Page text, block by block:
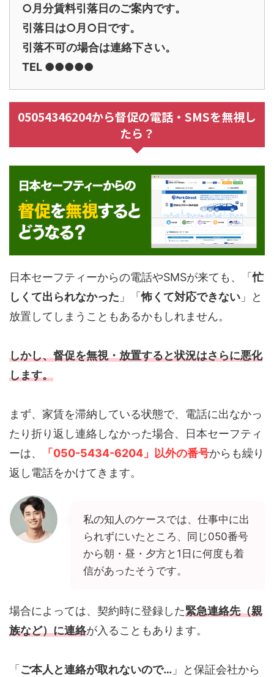
○月分賃料引落日のご案内です。
引落日は○月○日です。
引落不可の場合は連絡下さい。
TEL ●●●●●
05054346204から督促の電話・SMSを無視し
たら？
日本セーフティーからの電話やSMSが来ても、「忙
しくて出られなかった 」「怖くて対応できない 」と
放置してしまうこともあるかもしれません。
しかし、督促を無視・放置すると状況はさらに悪化
します。
まず、家賃を滞納している状態で、電話に出なかっ
たり折り返し連絡しなかった場合、日本セーフティ
ーは、
「050-5434-6204」以外の番号からも繰り
返し電話をかけてきます。
私の知人のケースでは、仕事中に出
られずにいたところ、同じ050番号
から朝・昼・夕方と1日に何度も着
信があったそうです。
場合によっては、契約時に登録した緊急連絡先（親
族など）に連絡が入ることもあります。
「 ご本人と連絡が取れないので… 」と保証会社から